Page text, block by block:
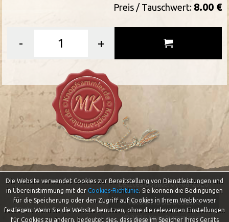
Preis / Tauschwert: 8.00 €
- +
Impressum
Datenschutzerklärung
Letztes Update: 07-08-2026
46.501.332Besuche
© 2026 Knopfsammler.de
Die Website verwendet Cookies zur Bereitstellung von Dienstleistungen und
in Übereinstimmung mit der Cookies-Richtlinie. Sie können die Bedingungen
für die Speicherung oder den Zugriff auf Cookies in Ihrem Webbrowser
festlegen. Wenn Sie die Website benutzen, ohne die relevanten Einstellungen
für Cookies zu ändern, bedeutet dies, dass diese im Speicher Ihres Geräts